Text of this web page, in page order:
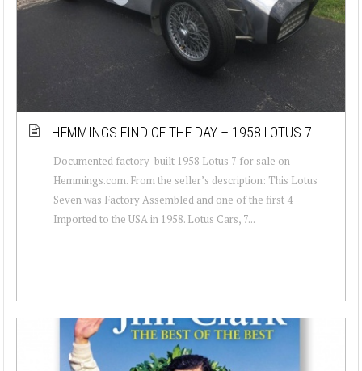
HEMMINGS FIND OF THE DAY – 1958 LOTUS 7
Documented factory-built 1958 Lotus 7 for sale on
Hemmings.com. From the seller’s description: This Lotus
Seven was Factory Assembled and one of the first 4
Imported to the USA in 1958. Lotus Cars, 7...